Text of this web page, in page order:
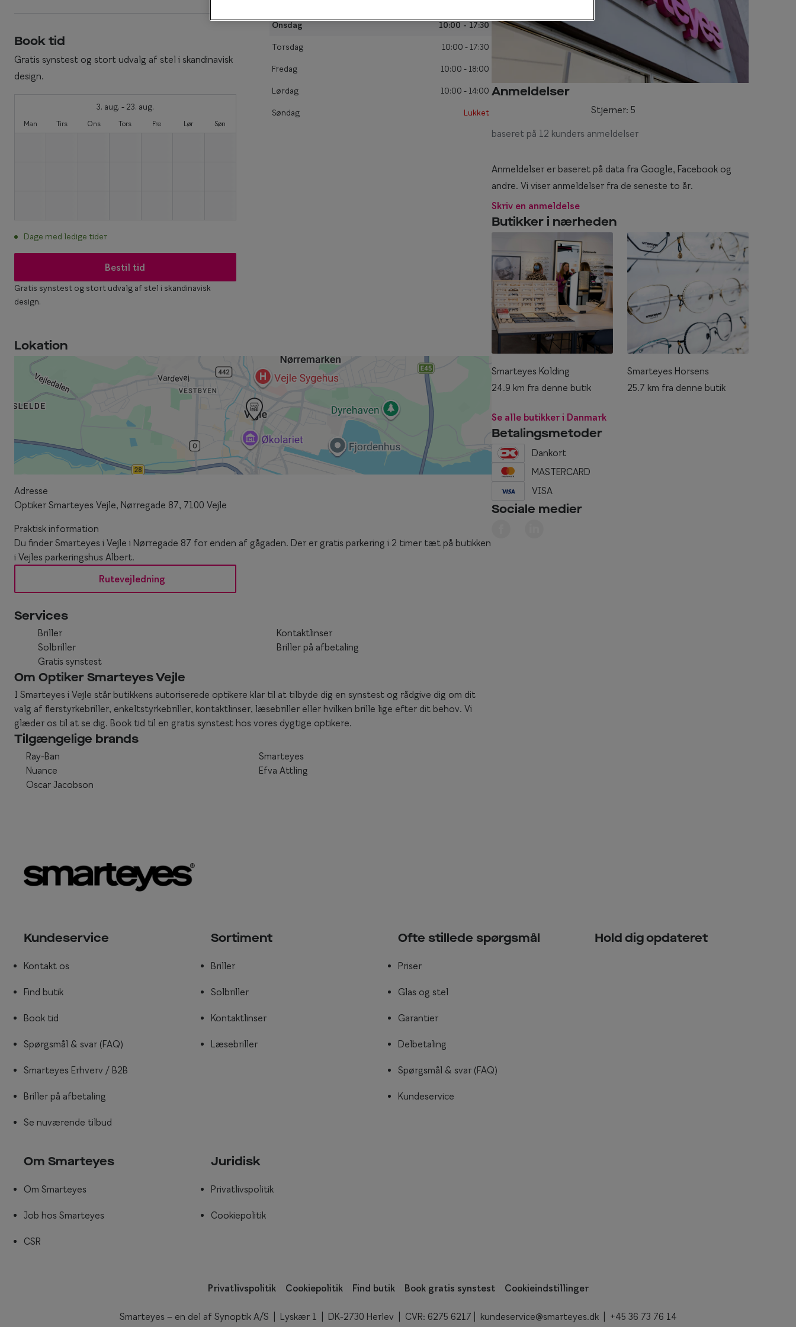
Essilor® Stellest®
Statements
Essentials
Ray-Ban
Ray-Ban Meta
Book tid
Gratis synstest og stort udvalg af stel i skandinavisk
design.
3. aug. - 23. aug.
Man Tirs Ons Tors Fre Lør Søn
Dage med ledige tider
Bestil tid
Gratis synstest og stort udvalg af stel i skandinavisk
design.
10:00 - 17:30
Onsdag 10:00 - 17:30
Torsdag 10:00 - 17:30
Fredag 10:00 - 18:00
Lørdag 10:00 - 14:00
Søndag Lukket
Lokation
Adresse
Optiker Smarteyes Vejle, Nørregade 87, 7100 Vejle
Praktisk information
Du finder Smarteyes i Vejle i Nørregade 87 for enden af gågaden. Der er gratis parkering i 2 timer tæt på butikken
i Vejles parkeringshus Albert.
Rutevejledning
Services
Briller
Kontaktlinser
Solbriller
Briller på afbetaling
Gratis synstest
Om Optiker Smarteyes Vejle
I Smarteyes i Vejle står butikkens autoriserede optikere klar til at tilbyde dig en synstest og rådgive dig om dit
valg af flerstyrkebriller, enkeltstyrkebriller, kontaktlinser, læsebriller eller hvilken brille lige efter dit behov. Vi
glæder os til at se dig. Book tid til en gratis synstest hos vores dygtige optikere.
Tilgængelige brands
Ray-Ban
Smarteyes
Nuance
Efva Attling
Oscar Jacobson
Anmeldelser
Stjerner: 5
baseret på 12 kunders anmeldelser
Anmeldelser er baseret på data fra Google, Facebook og
andre. Vi viser anmeldelser fra de seneste to år.
Skriv en anmeldelse
Butikker i nærheden
Smarteyes Kolding
24.9 km fra denne butik
Smarteyes Horsens
25.7 km fra denne butik
Se alle butikker i Danmark
Betalingsmetoder
Dankort
MASTERCARD
VISA
Sociale medier
Kundeservice
Kontakt os
Find butik
Book tid
Spørgsmål & svar (FAQ)
Smarteyes Erhverv / B2B
Briller på afbetaling
Se nuværende tilbud
Sortiment
Briller
Solbriller
Kontaktlinser
Læsebriller
Ofte stillede spørgsmål
Priser
Glas og stel
Garantier
Delbetaling
Spørgsmål & svar (FAQ)
Kundeservice
Om Smarteyes
Om Smarteyes
Job hos Smarteyes
CSR
Juridisk
Privatlivspolitik
Cookiepolitik
Hold dig opdateret
Privatlivspolitik Cookiepolitik Find butik Book gratis synstest Cookieindstillinger
Smarteyes – en del af Synoptik A/S | Lyskær 1 | DK-2730 Herlev | CVR: 6275 6217 | kundeservice@smarteyes.dk| +45 36 73 76 14